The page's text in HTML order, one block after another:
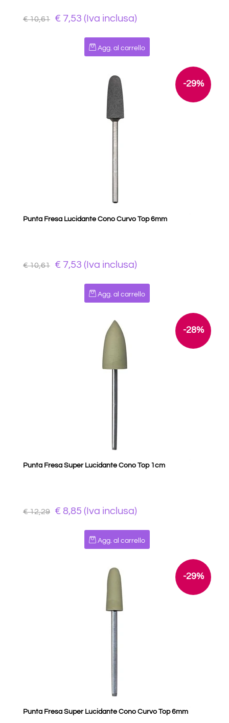
€ 10,61 € 7,53 (Iva inclusa)
Quantità
Agg. al carrello
-29%
Punta Fresa Lucidante Cono Curvo Top 6mm
€ 10,61 € 7,53 (Iva inclusa)
Quantità
Agg. al carrello
-28%
Punta Fresa Super Lucidante Cono Top 1cm
€ 12,29 € 8,85 (Iva inclusa)
Quantità
Agg. al carrello
-29%
Punta Fresa Super Lucidante Cono Curvo Top 6mm